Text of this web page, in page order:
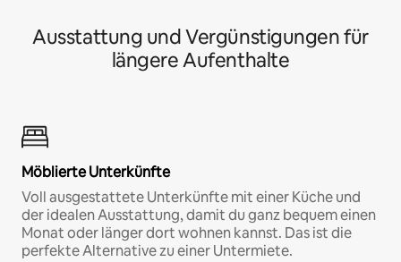
Ausstattung und Vergünstigungen für
längere Aufenthalte
Möblierte Unterkünfte
Voll ausgestattete Unterkünfte mit einer Küche und
der idealen Ausstattung, damit du ganz bequem einen
Monat oder länger dort wohnen kannst. Das ist die
perfekte Alternative zu einer Untermiete.